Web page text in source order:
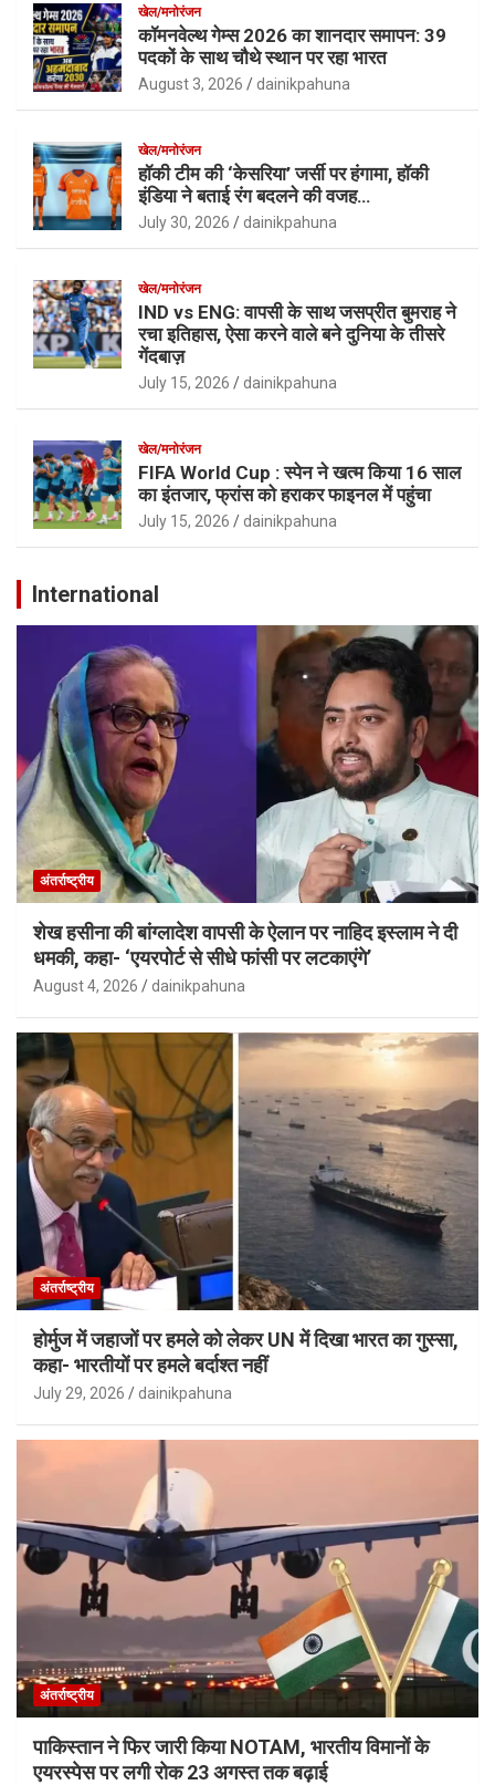
खेल/मनोरंजन
कॉमनवेल्थ गेम्स 2026 का शानदार समापन: 39
पदकों के साथ चौथे स्थान पर रहा भारत
August 3, 2026 dainikpahuna
खेल/मनोरंजन
हॉकी टीम की ‘केसरिया’ जर्सी पर हंगामा, हॉकी
इंडिया ने बताई रंग बदलने की वजह…
July 30, 2026 dainikpahuna
खेल/मनोरंजन
IND vs ENG: वापसी के साथ जसप्रीत बुमराह ने
रचा इतिहास, ऐसा करने वाले बने दुनिया के तीसरे
गेंदबाज़
July 15, 2026 dainikpahuna
खेल/मनोरंजन
FIFA World Cup : स्पेन ने खत्म किया 16 साल
का इंतजार, फ्रांस को हराकर फाइनल में पहुंचा
July 15, 2026 dainikpahuna
International
अंतर्राष्ट्रीय
शेख हसीना की बांग्लादेश वापसी के ऐलान पर नाहिद इस्लाम ने दी
धमकी, कहा- ‘एयरपोर्ट से सीधे फांसी पर लटकाएंगे’
August 4, 2026 dainikpahuna
अंतर्राष्ट्रीय
होर्मुज में जहाजों पर हमले को लेकर UN में दिखा भारत का गुस्सा,
कहा- भारतीयों पर हमले बर्दाश्त नहीं
July 29, 2026 dainikpahuna
अंतर्राष्ट्रीय
पाकिस्तान ने फिर जारी किया NOTAM, भारतीय विमानों के
एयरस्पेस पर लगी रोक 23 अगस्त तक बढ़ाई